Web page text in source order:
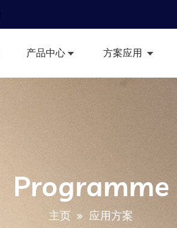
产品中心 方案应用
Programme
主页 应用方案